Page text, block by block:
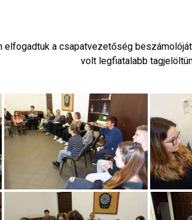
elfogadtuk a csapatvezetőség
volt legfiatalabb